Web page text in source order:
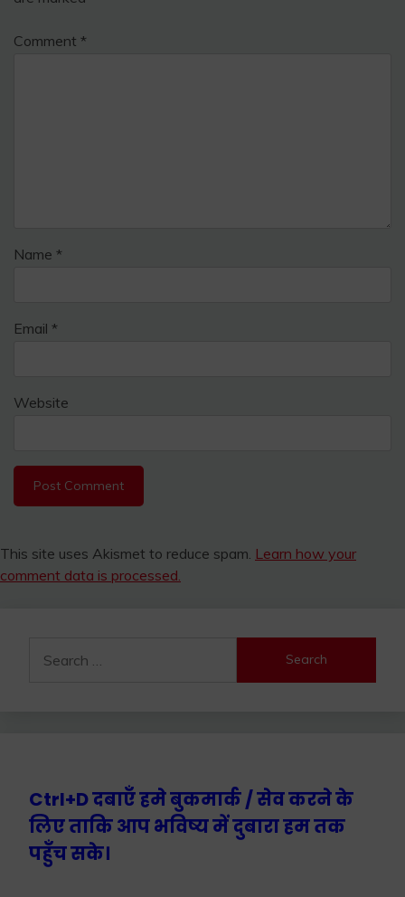
Comment *
Name *
Email *
Website
This site uses Akismet to reduce spam. Learn how your
comment data is processed.
for:
Ctrl+D दबाएँ हमे बुकमार्क / सेव करने के
लिए ताकि आप भविष्य में दुबारा हम तक
पहुँच सके।